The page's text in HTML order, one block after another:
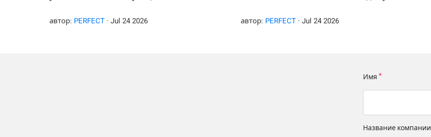
автор: PERFECT· Jul 24 2026
формулу.
автор: PERFECT· Jul 24 2026
Имя
Название компании